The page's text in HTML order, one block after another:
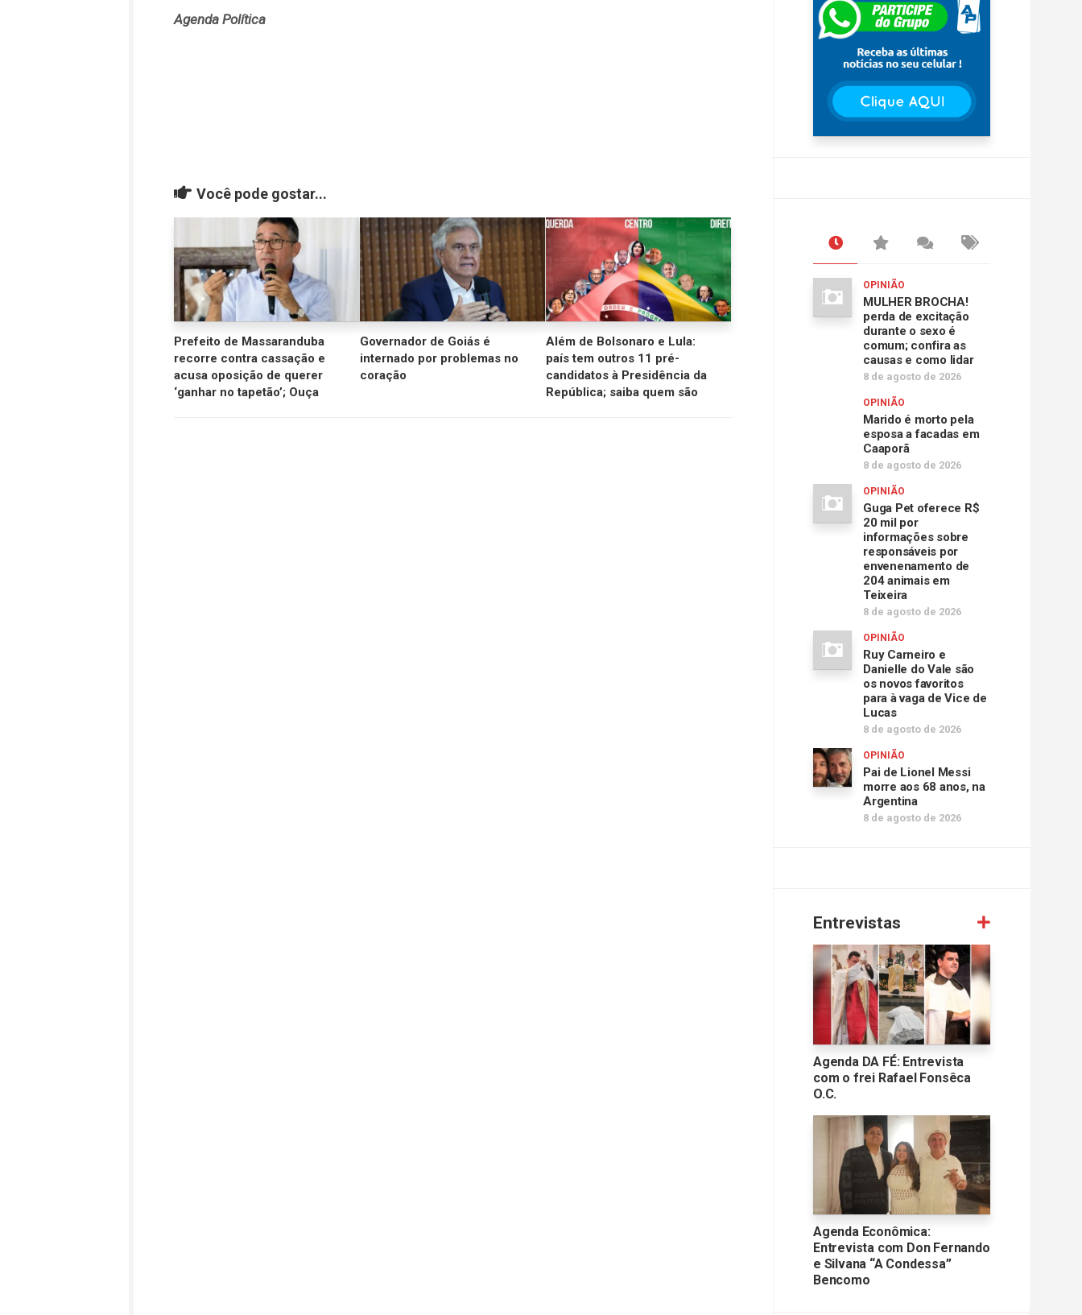
Agenda Política
Você pode gostar...
Prefeito de Massaranduba
recorre contra cassação e
acusa oposição de querer
‘ganhar no tapetão’; Ouça
Governador de Goiás é
internado por problemas no
coração
Além de Bolsonaro e Lula:
país tem outros 11 pré-
candidatos à Presidência da
República; saiba quem são
OPINIÃO
MULHER BROCHA!
perda de excitação
durante o sexo é
comum; confira as
causas e como lidar
8 de agosto de 2026
OPINIÃO
Marido é morto pela
esposa a facadas em
Caaporã
8 de agosto de 2026
OPINIÃO
Guga Pet oferece R$
20 mil por
informações sobre
responsáveis por
envenenamento de
204 animais em
Teixeira
8 de agosto de 2026
OPINIÃO
Ruy Carneiro e
Danielle do Vale são
os novos favoritos
para à vaga de Vice de
Lucas
8 de agosto de 2026
OPINIÃO
Pai de Lionel Messi
morre aos 68 anos, na
Argentina
8 de agosto de 2026
Entrevistas
Agenda DA FÉ: Entrevista
com o frei Rafael Fonsêca
O.C.
Agenda Econômica:
Entrevista com Don Fernando
e Silvana “A Condessa”
Bencomo